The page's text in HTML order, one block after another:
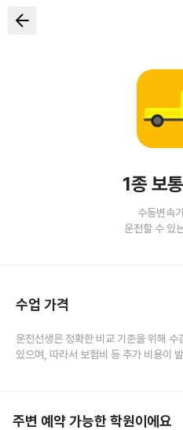
1종 보
수동변속
운전할 수 있
수업 가격
운전선생은 정확한 비교 기준을 위해
있으며, 따라서 보험비 등 추가 비용이
주변 예약 가능한 학원이에요